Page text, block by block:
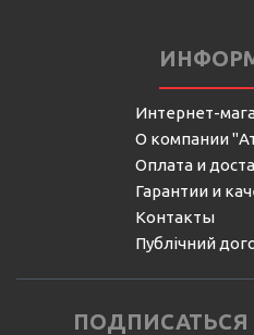
Интернет-
О компании
Оплата и
Гарантии и
Контакты
Публічний
ПОДПИСАТЬСЯ